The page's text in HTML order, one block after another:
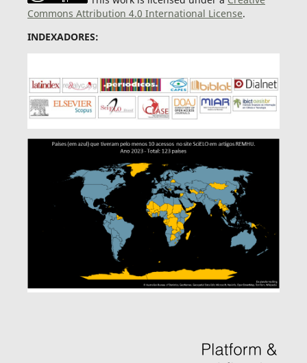
Commons Attribution 4.0 International License.
INDEXADORES: